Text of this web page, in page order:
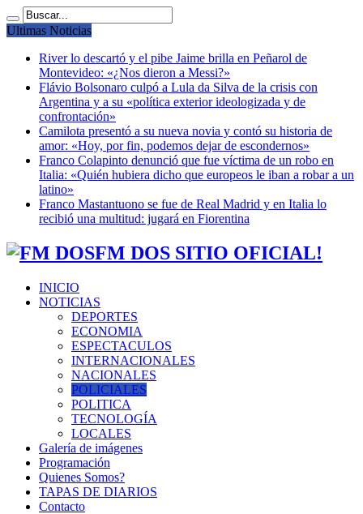
Ultimas Noticias
River lo descartó y el pibe Jaime brilla en Peñarol de
Montevideo: «¿Nos dieron a Messi?»
Flávio Bolsonaro culpó a Lula da Silva de la crisis con
Argentina y a su «política exterior ideologizada y de
confrontación»
Camilota presentó a su nueva novia y contó su historia de
amor: «Hoy, por fin, podemos dejar de escondernos»
Franco Colapinto denunció que fue víctima de un robo en
Italia: «Quién hubiera dicho que europeos le iban a robar a un
latino»
Franco Mastantuono se fue de Real Madrid y en Italia lo
recibió una multitud: jugará en Fiorentina
FM DOS SITIO OFICIAL!
INICIO
NOTICIAS
DEPORTES
ECONOMIA
ESPECTACULOS
INTERNACIONALES
NACIONALES
POLICIALES
POLITICA
TECNOLOGÍA
LOCALES
Galería de imágenes
Programación
Quienes Somos?
TAPAS DE DIARIOS
Contacto